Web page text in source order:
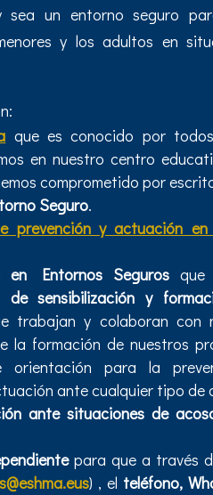
un entorno seguro
y los adultos en
que es conocido por
en nuestro centro
comprometido por
Seguro.
prevención y actuación
en Entornos Segurosque
de sensibilización y
trabajan y colaboran con
la formación de nuestros
para la
ante cualquier tipo de
ante situaciones de
para que a través
) , el teléfono,